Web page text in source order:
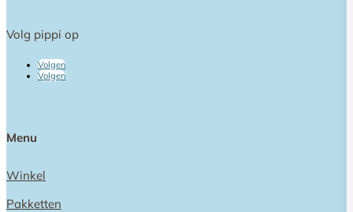
Volg pippi op
Volgen
Volgen
Menu
Winkel
Pakketten